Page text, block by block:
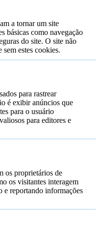
a tornar um site
básicas como navegação
do site. O site não
estes cookies.
​​para rastrear
é exibir anúncios que
para o usuário
para editores e
os proprietários de
os visitantes interagem
e reportando informações